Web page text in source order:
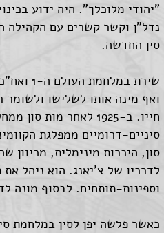
נדל"ן וקשר קשרים עם הקהילה
סין החדשה.
שירת
ואף מינה אותו לשלישו
חייו. ב-1925 לאחר
סיניים-דרומיים ממפלגת
סון, היכרות מינימלית, מכיוון
לדרכיו של צ'יאנג. הוא ניהל
וספינות-תותחים. לבסוף מונה